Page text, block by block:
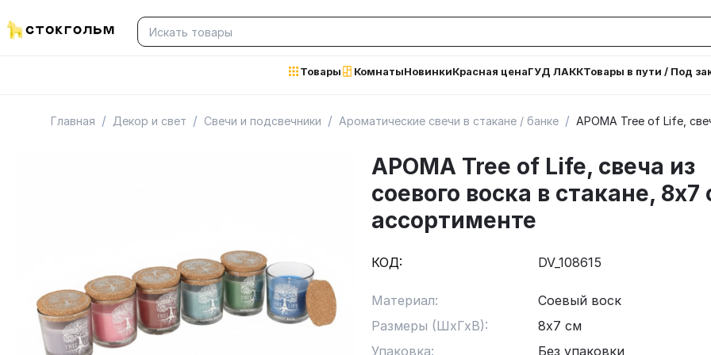
Товары КомнатыНовинкиКрасная ценаГУД ЛАККТовары в пути / Под
Главная / Декор и свет / Свечи и подсвечники / Ароматические свечи в стакане / банке / АРОМА Tree of Life,
АРОМА Tree of Life, свеча из
соевого воска в стакане, 8х7
ассортименте
КОД: DV_108615
Материал:
Соевый воск
Размеры (ШхГхВ):
8х7 см
Упаковка:
Без упаковки